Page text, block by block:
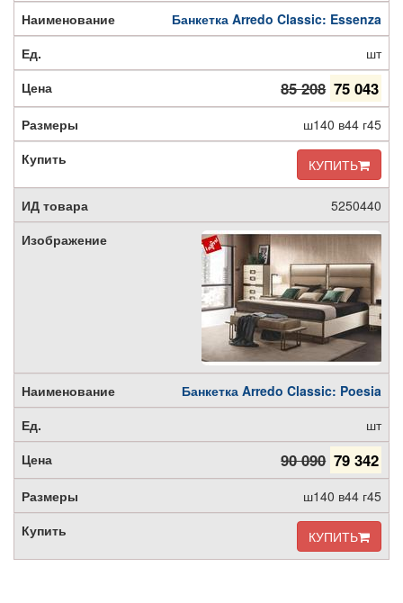
Банкетка Arredo Classic: Essenza
шт
85 208 75 043
ш140 в44 г45
КУПИТЬ
5250440
Банкетка Arredo Classic: Poesia
шт
90 090 79 342
ш140 в44 г45
КУПИТЬ